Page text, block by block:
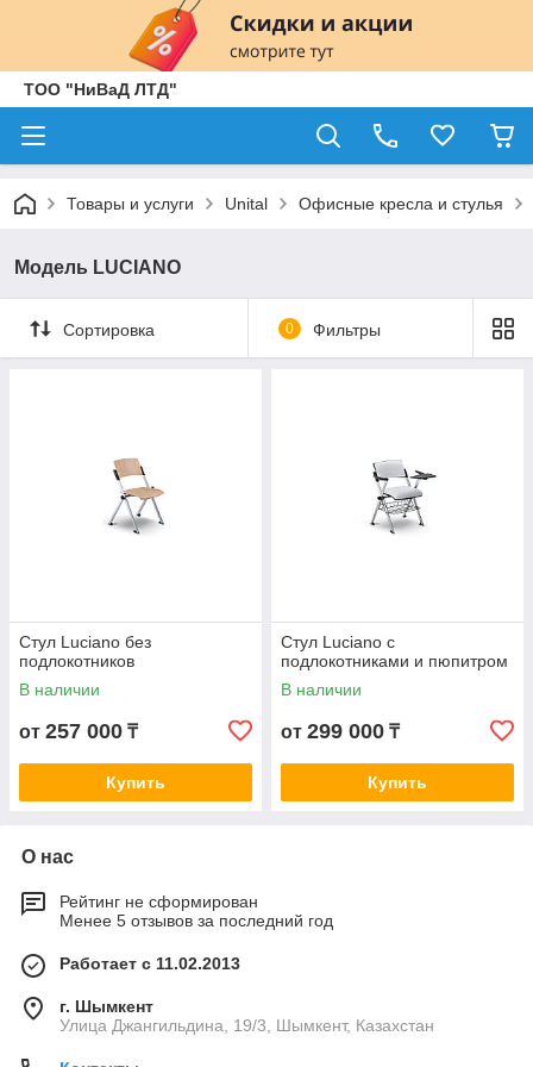
ТОО "НиВаД ЛТД"
Товары и услуги Unital Офисные кресла и стулья
Модель LUCIANO
Сортировка 0 Фильтры
Стул Luciano без
подлокотников
В наличии
от 257 000 ₸
Купить
Стул Luciano с
подлокотниками и пюпитром
В наличии
от 299 000 ₸
Купить
О нас
Рейтинг не сформирован
Менее 5 отзывов за последний год
Работает с 11.02.2013
г. Шымкент
Улица Джангильдина, 19/3, Шымкент, Казахстан